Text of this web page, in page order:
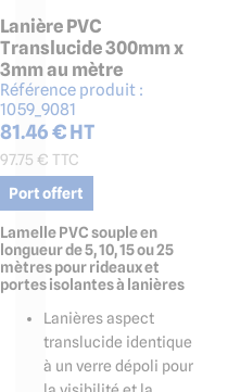
Lanière PVC
Translucide 300mm x
3mm au mètre
Référence produit :
1059_9081
81.46€ HT
97.75 € TTC
Port offert
Lamelle PVC souple en
longueur de 5, 10, 15 ou 25
mètres pour rideaux et
portes isolantes à lanières
Lanières aspect
translucide identique
à un verre dépoli pour